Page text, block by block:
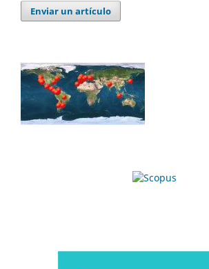
Enviar un artículo